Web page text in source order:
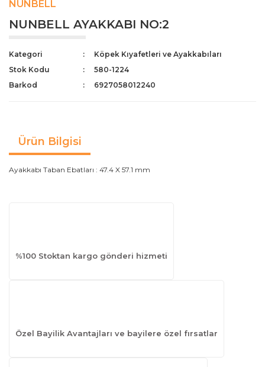
NUNBELL
NUNBELL AYAKKABI NO:2
Kategori
Köpek Kıyafetleri ve Ayakkabıları
Stok Kodu
580-1224
Barkod
6927058012240
Ürün Bilgisi
Ayakkabı Taban Ebatları : 47.4 X 57.1 mm
%100 Stoktan kargo gönderi hizmeti
Özel Bayilik Avantajları ve bayilere özel fırsatlar